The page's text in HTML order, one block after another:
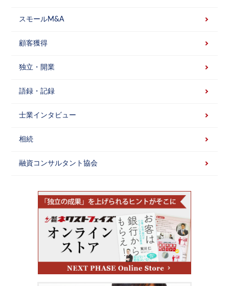
スモールM&A
顧客獲得
独立・開業
語録・記録
士業インタビュー
相続
融資コンサルタント協会